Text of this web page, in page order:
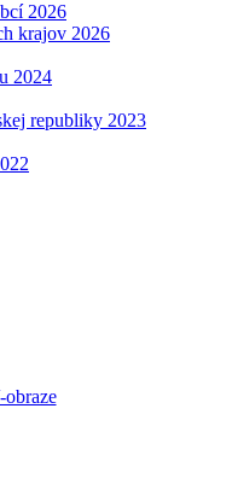
2026
krajov 2026
2024
republiky 2023